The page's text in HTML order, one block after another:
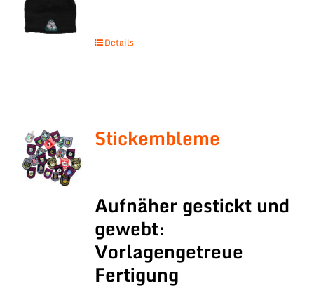
Details
Stickembleme
Aufnäher gestickt und
gewebt:
Vorlagengetreue
Fertigung